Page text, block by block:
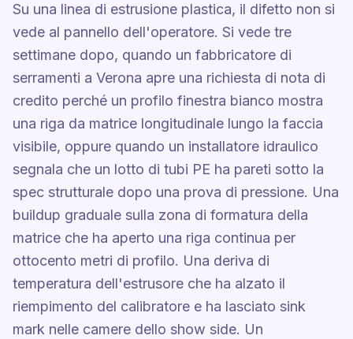
Su una linea di estrusione plastica, il difetto non si
vede al pannello dell'operatore. Si vede tre
settimane dopo, quando un fabbricatore di
serramenti a Verona apre una richiesta di nota di
credito perché un profilo finestra bianco mostra
una riga da matrice longitudinale lungo la faccia
visibile, oppure quando un installatore idraulico
segnala che un lotto di tubi PE ha pareti sotto la
spec strutturale dopo una prova di pressione. Una
buildup graduale sulla zona di formatura della
matrice che ha aperto una riga continua per
ottocento metri di profilo. Una deriva di
temperatura dell'estrusore che ha alzato il
riempimento del calibratore e ha lasciato sink
mark nelle camere dello show side. Un